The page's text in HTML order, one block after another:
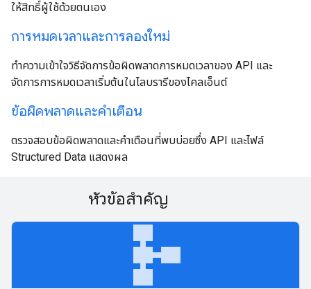
ให้สิทธิ์ผู้ใช้ด้วยตนเอง
การหมดเวลาและการลองใหม่
ทำความเข้าใจวิธีจัดการข้อผิดพลาดการหมดเวลาของ API และ
จัดการการหมดเวลาเริ่มต้นในไลบรารีของไคลเอ็นต์
ข้อผิดพลาดและคําเตือน
ตรวจสอบข้อผิดพลาดและคำเตือนที่พบบ่อยซึ่ง API และไฟล์
Structured Data แสดงผล
หัวข้อสำคัญ
schema